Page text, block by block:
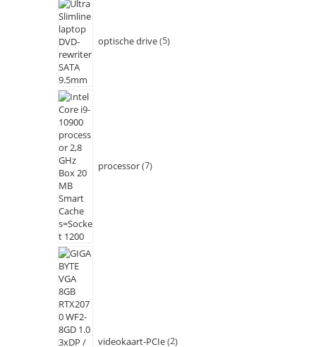
optische drive 5
processor 7
videokaart-PCIe 2